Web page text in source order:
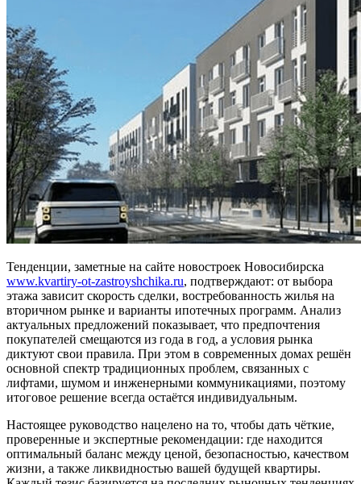
Тенденции, заметные на сайте новостроек Новосибирска
www.kvartiry-ot-zastroyshchika.ru, подтверждают: от выбора
этажа зависит скорость сделки, востребованность жилья на
вторичном рынке и варианты ипотечных программ. Анализ
актуальных предложений показывает, что предпочтения
покупателей смещаются из года в год, а условия рынка
диктуют свои правила. При этом в современных домах решён
основной спектр традиционных проблем, связанных с
лифтами, шумом и инженерными коммуникациями, поэтому
итоговое решение всегда остаётся индивидуальным.
Настоящее руководство нацелено на то, чтобы дать чёткие,
проверенные и экспертные рекомендации: где находится
оптимальный баланс между ценой, безопасностью, качеством
жизни, а также ликвидностью вашей будущей квартиры.